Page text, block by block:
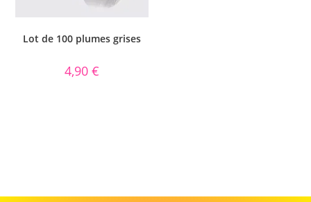
Lot de 100 plumes grises
4,90€